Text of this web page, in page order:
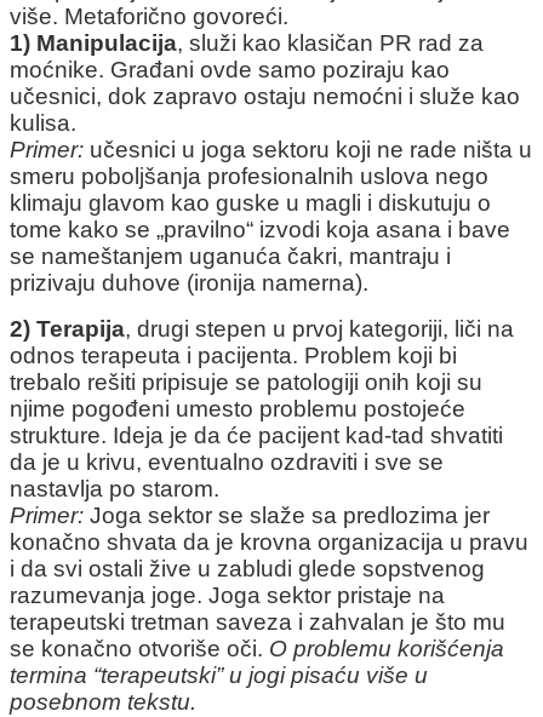
više. Metaforično govoreći.
1) Manipulacija, služi kao klasičan PR rad za
moćnike. Građani ovde samo poziraju kao
učesnici, dok zapravo ostaju nemoćni i služe kao
kulisa.
Primer: učesnici u joga sektoru koji ne rade ništa u
smeru poboljšanja profesionalnih uslova nego
klimaju glavom kao guske u magli i diskutuju o
tome kako se „pravilno“ izvodi koja asana i bave
se nameštanjem uganuća čakri, mantraju i
prizivaju duhove (ironija namerna).
2) Terapija, drugi stepen u prvoj kategoriji, liči na
odnos terapeuta i pacijenta. Problem koji bi
trebalo rešiti pripisuje se patologiji onih koji su
njime pogođeni umesto problemu postojeće
strukture. Ideja je da će pacijent kad-tad shvatiti
da je u krivu, eventualno ozdraviti i sve se
nastavlja po starom.
Primer: Joga sektor se slaže sa predlozima jer
konačno shvata da je krovna organizacija u pravu
i da svi ostali žive u zabludi glede sopstvenog
razumevanja joge. Joga sektor pristaje na
terapeutski tretman saveza i zahvalan je što mu
se konačno otvoriše oči. O problemu korišćenja
termina “terapeutski” u jogi pisaću više u
posebnom tekstu.